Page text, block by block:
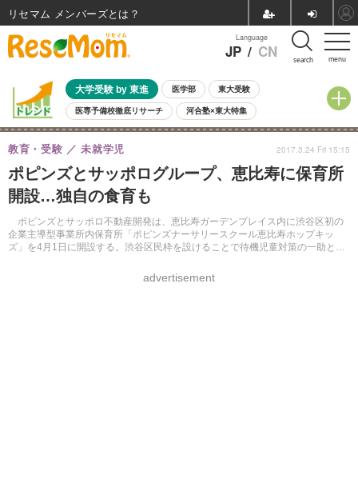
menu
Language
JP / CN search
大学受験 by 東進 医学部 東大受験
医専予備校徹底リサーチ 河合塾×東大特集
親子で考える大学選び 高校受験 中学受験 小学校受験
共通テスト 夏休み
8月開催イベント・WS 全国公立高校 過去問 人気記事
自由研究教材（小学生向け） 自由研究教材（中学生向け）
ポピンズとサッポログループ、恵比寿に保育所
開設…独自の食育も
ポピンズとサッポロ不動産開発は、恵比寿ガーデンプレイス内に渋谷区初の
企業主導型事業所内保育所「ポピンズナーサリースクール恵比寿ホップキッ
ズ」を4月1日に開設する。渋谷区民枠を設けることで待機児童対策の一助とな
教育・受験 未就学児
advertisement
2017.3.24 Fri 15:15
リセマム メンバーズ